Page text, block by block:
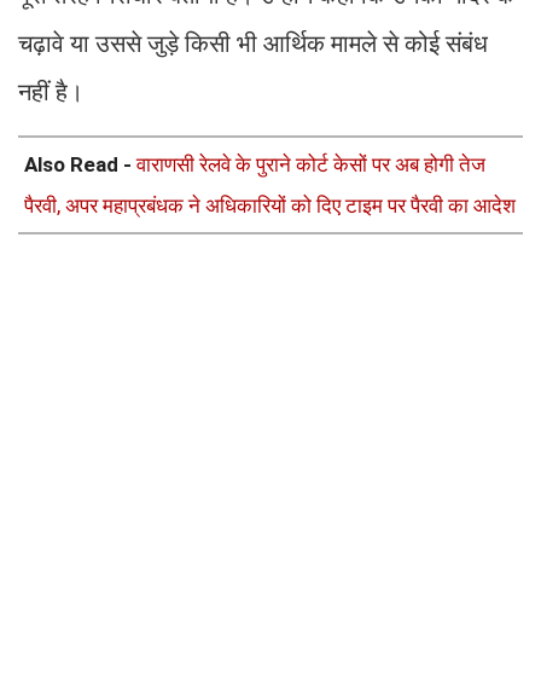
चढ़ावे या उससे जुड़े किसी भी आर्थिक मामले से कोई संबंध
नहीं है।
Also Read -वाराणसी रेलवे के पुराने कोर्ट केसों पर अब होगी तेज
पैरवी, अपर महाप्रबंधक ने अधिकारियों को दिए टाइम पर पैरवी का आदेश